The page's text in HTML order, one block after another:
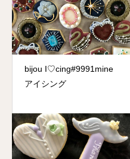
bijou I♡cing#9991mine
アイシング